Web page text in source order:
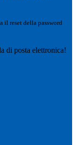
il reset della password
di posta elettronica!